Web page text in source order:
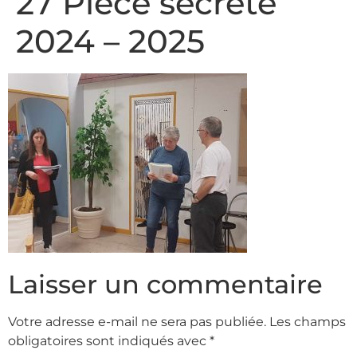
2024 – 2025
Laisser un commentaire
Votre adresse e-mail ne sera pas publiée. Les champs
obligatoires sont indiqués avec *